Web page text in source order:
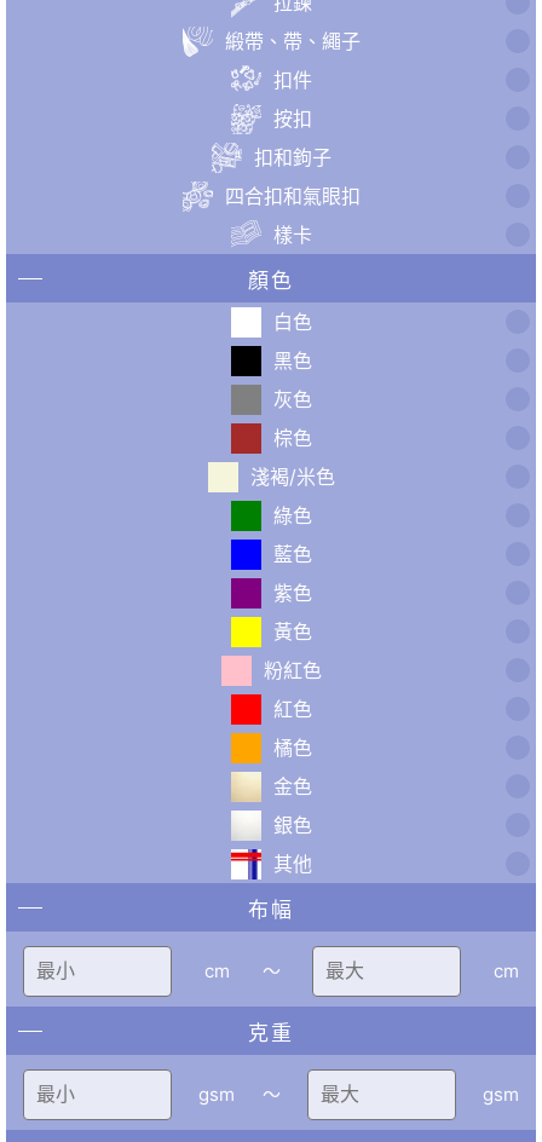
緞帶、帶、繩子
扣件
按扣
扣和鉤子
四合扣和氣眼扣
樣卡
顏色
白色
黑色
灰色
棕色
淺褐/米色
綠色
藍色
紫色
黃色
粉紅色
紅色
橘色
金色
銀色
其他
布幅
cm 〜 cm
克重
gsm 〜 gsm